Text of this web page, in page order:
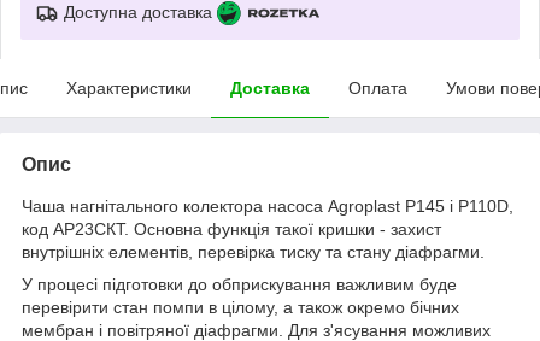
Доступна доставка
Характеристики Доставка Оплата Умови
Опис
Чаша нагнітального колектора насоса Agroplast P145 і P110D,
код АР23СКТ. Основна функція такої кришки - захист
внутрішніх елементів, перевірка тиску та стану діафрагми.
У процесі підготовки до обприскування важливим буде
перевірити стан помпи в цілому, а також окремо бічних
мембран і повітряної діафрагми. Для з'ясування можливих